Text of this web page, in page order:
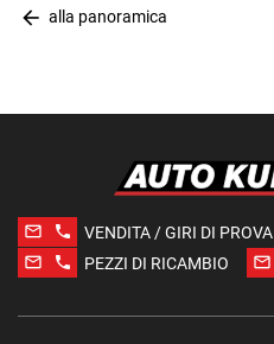
arrow_back alla panoramica
mail_outline phone VENDITA / GIRI DI PROVA
mail_outline
phone PEZZI DI RICAMBIO mail_outline